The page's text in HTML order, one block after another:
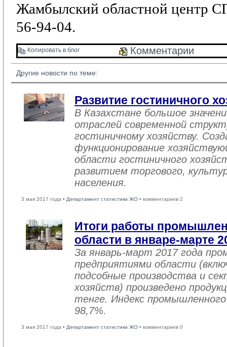
Жамбылский областной центр
56-94-04.
Копировать в блог Комментарии
Другие новости по теме:
Развитие гостиничного
В Казахстане большое
отраслей современной
гостиничному хозяйству.
функционирование
области гостиничного
развитием торгового,
населения.
3 мая 2017 года • Департамент статистики ЖО • комментариев 2
Итоги работы
области в январе-марте
За январь-март 2017 года
предприятиями области
подсобные производства и
хозяйств) произведено
тенге. Индекс
98,7%.
3 мая 2017 года • Департамент статистики ЖО • комментариев 0